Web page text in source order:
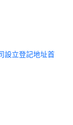
設立登記地址首